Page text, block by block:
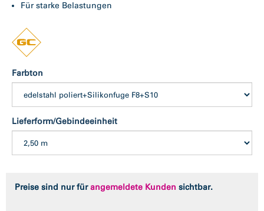
Für starke Belastungen
Farbton
Lieferform/Gebindeeinheit
Preise sind nur fürangemeldete Kunden sichtbar.